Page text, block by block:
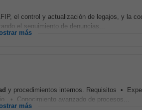
el control y actualización de legajos, y la
el seguimiento de denuncias...
más
y procedimientos internos. Requisitos •
• Conocimiento avanzado de procesos...
más